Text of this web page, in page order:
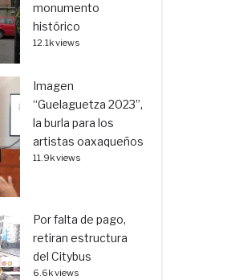
monumento
histórico
12.1k views
Imagen
“Guelaguetza 2023”,
la burla para los
artistas oaxaqueños
11.9k views
Por falta de pago,
retiran estructura
del Citybus
6.6k views